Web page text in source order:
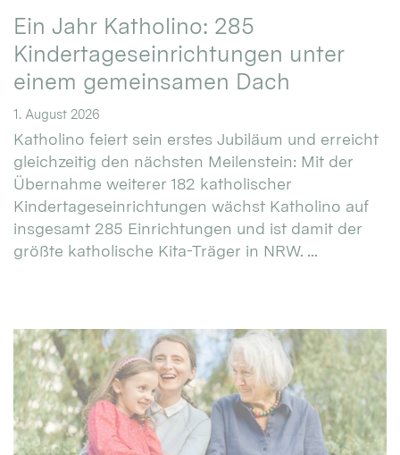
Ein Jahr Katholino: 285
Kindertageseinrichtungen unter
einem gemeinsamen Dach
1. August 2026
Katholino feiert sein erstes Jubiläum und erreicht
gleichzeitig den nächsten Meilenstein: Mit der
Übernahme weiterer 182 katholischer
Kindertageseinrichtungen wächst Katholino auf
insgesamt 285 Einrichtungen und ist damit der
größte katholische Kita-Träger in NRW. ...